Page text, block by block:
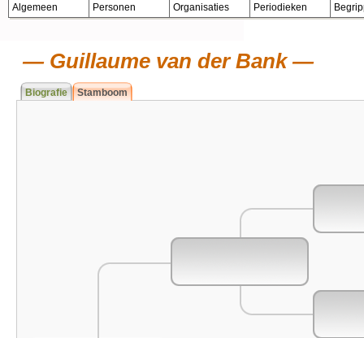
Algemeen Personen Organisaties Periodieken
Guillaume van der Bank
Biografie Stamboom